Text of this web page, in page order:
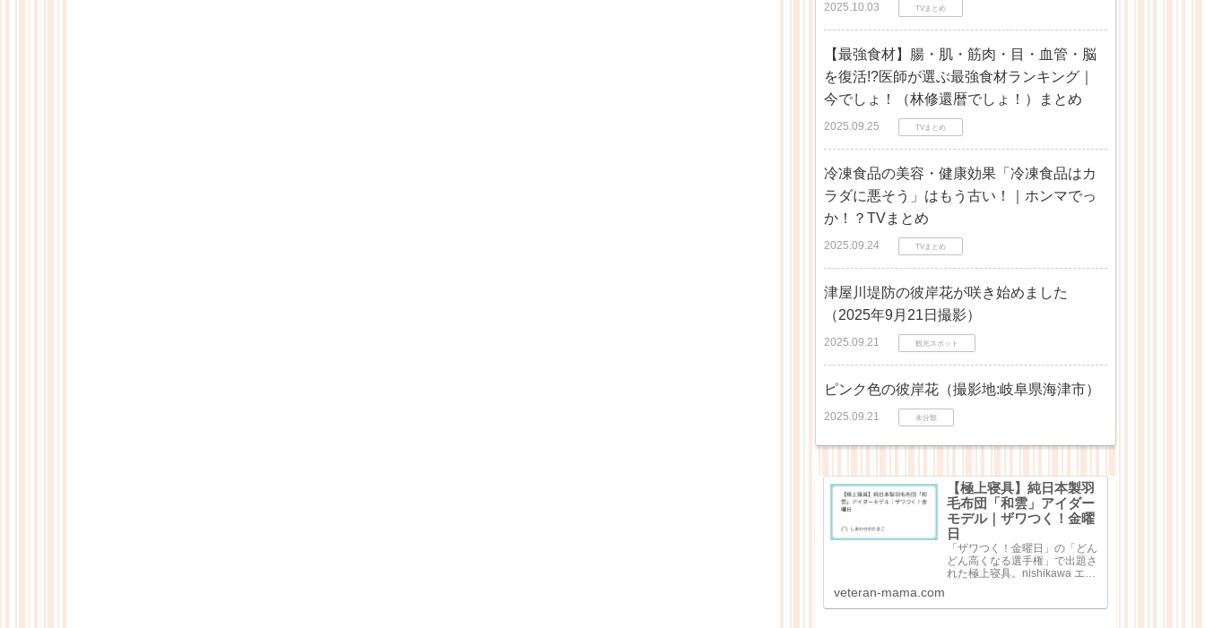
2025.10.03 TVまとめ
【最強食材】腸・肌・筋肉・目・血管・脳
を復活!?医師が選ぶ最強食材ランキング｜
今でしょ！（林修還暦でしょ！）まとめ
2025.09.25 TVまとめ
冷凍食品の美容・健康効果「冷凍食品はカ
ラダに悪そう」はもう古い！｜ホンマでっ
か！？TVまとめ
2025.09.24 TVまとめ
津屋川堤防の彼岸花が咲き始めました
（2025年9月21日撮影）
2025.09.21 観光スポット
ピンク色の彼岸花（撮影地:岐阜県海津市）
2025.09.21 未分類
【極上寝具】純日本製羽
毛布団「和雲」アイダー
モデル｜ザワつく！金曜
日
「ザワつく！金曜日」の「どん
どん高くなる選手権」で出題さ
れた極上寝具。nishikawa エア
パジャマ（8万8000円）シルキ
veteran-mama.com